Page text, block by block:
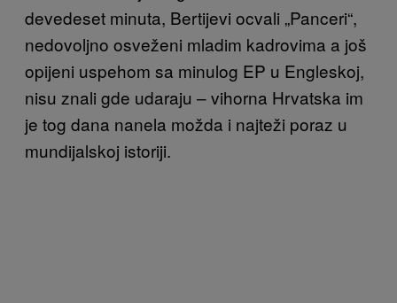
devedeset minuta, Bertijevi ocvali „Panceri“,
nedovoljno osveženi mladim kadrovima a još
opijeni uspehom sa minulog EP u Engleskoj,
nisu znali gde udaraju – vihorna Hrvatska im
je tog dana nanela možda i najteži poraz u
mundijalskoj istoriji.